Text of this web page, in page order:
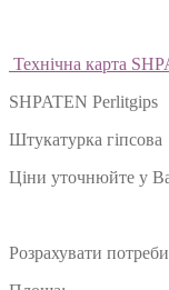
Технічна карта
SHPATEN Perlitgips
Штукатурка гіпсова
Ціни уточнюйте у
Розрахувати